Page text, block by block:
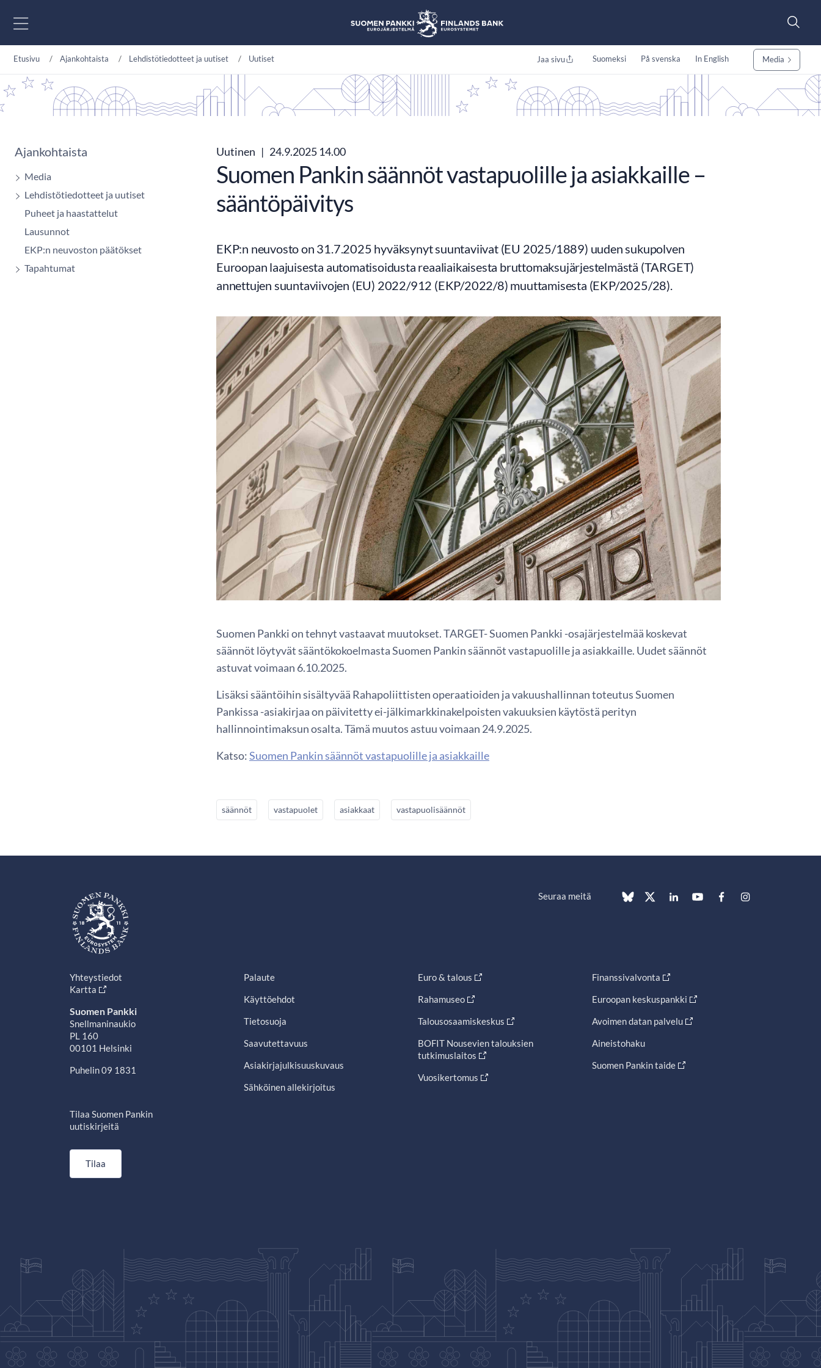
Etusivu Ajankohtaista Lehdistötiedotteet ja uutiset Uutiset Jaa sivu Suomeksi På svenska In English Media
Ajankohtaista
Media
Lehdistötiedotteet ja uutiset
Puheet ja haastattelut
Lausunnot
EKP:n neuvoston päätökset
Tapahtumat
Uutinen | 24.9.2025 14.00
Suomen Pankin säännöt vastapuolille ja asiakkaille –
sääntöpäivitys
EKP:n neuvosto on 31.7.2025 hyväksynyt suuntaviivat (EU 2025/1889) uuden sukupolven
Euroopan laajuisesta automatisoidusta reaaliaikaisesta bruttomaksujärjestelmästä (TARGET)
annettujen suuntaviivojen (EU) 2022/912 (EKP/2022/8) muuttamisesta (EKP/2025/28).
Suomen Pankki on tehnyt vastaavat muutokset. TARGET- Suomen Pankki -osajärjestelmää koskevat
säännöt löytyvät sääntökokoelmasta Suomen Pankin säännöt vastapuolille ja asiakkaille. Uudet säännöt
astuvat voimaan 6.10.2025.
Lisäksi sääntöihin sisältyvää Rahapoliittisten operaatioiden ja vakuushallinnan toteutus Suomen
Pankissa -asiakirjaa on päivitetty ei-jälkimarkkinakelpoisten vakuuksien käytöstä perityn
hallinnointimaksun osalta. Tämä muutos astuu voimaan 24.9.2025.
Katso:Suomen Pankin säännöt vastapuolille ja asiakkaille
säännöt vastapuolet asiakkaat vastapuolisäännöt
Seuraa meitä
Yhteystiedot
Kartta
Suomen Pankki
Snellmaninaukio
PL 160
00101 Helsinki
Puhelin 09 1831
Tilaa Suomen Pankin
uutiskirjeitä
Tilaa
Palaute
Käyttöehdot
Tietosuoja
Saavutettavuus
Asiakirjajulkisuuskuvaus
Sähköinen allekirjoitus
Euro & talous
Rahamuseo
Talousosaamiskeskus
BOFIT Nousevien talouksien
tutkimuslaitos
Vuosikertomus
Finanssivalvonta
Euroopan keskuspankki
Avoimen datan palvelu
Aineistohaku
Suomen Pankin taide